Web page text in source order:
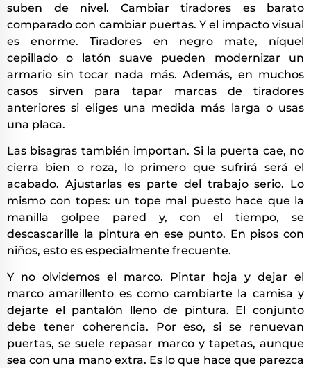
suben de nivel. Cambiar tiradores es barato
comparado con cambiar puertas. Y el impacto visual
es enorme. Tiradores en negro mate, níquel
cepillado o latón suave pueden modernizar un
armario sin tocar nada más. Además, en muchos
casos sirven para tapar marcas de tiradores
anteriores si eliges una medida más larga o usas
una placa.
Las bisagras también importan. Si la puerta cae, no
cierra bien o roza, lo primero que sufrirá será el
acabado. Ajustarlas es parte del trabajo serio. Lo
mismo con topes: un tope mal puesto hace que la
manilla golpee pared y, con el tiempo, se
descascarille la pintura en ese punto. En pisos con
niños, esto es especialmente frecuente.
Y no olvidemos el marco. Pintar hoja y dejar el
marco amarillento es como cambiarte la camisa y
dejarte el pantalón lleno de pintura. El conjunto
debe tener coherencia. Por eso, si se renuevan
puertas, se suele repasar marco y tapetas, aunque
sea con una mano extra. Es lo que hace que parezca